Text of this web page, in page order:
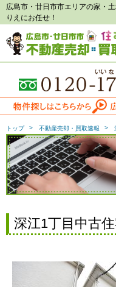
広島市・廿日市市エリアの家・
りえにお任せ！
トップ 不動産売却・買取速報
深江1丁目中古